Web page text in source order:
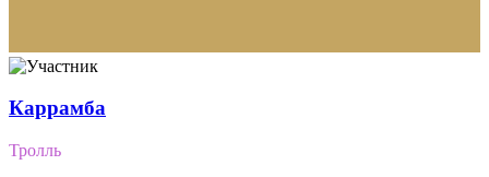
Каррамба
Тролль